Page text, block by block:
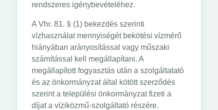
rendszeres igénybevételéhez.
A Vhr. 81. § (1) bekezdés szerinti
vízhasználat mennyiségét bekötési vízmérő
hiányában arányosítással vagy műszaki
számítással kell megállapítani. A
megállapított fogyasztás után a szolgáltatató
és az önkormányzat által kötött szerződés
szerint a települési önkormányzat fizeti a
díjat a víziközmű-szolgáltató részére.